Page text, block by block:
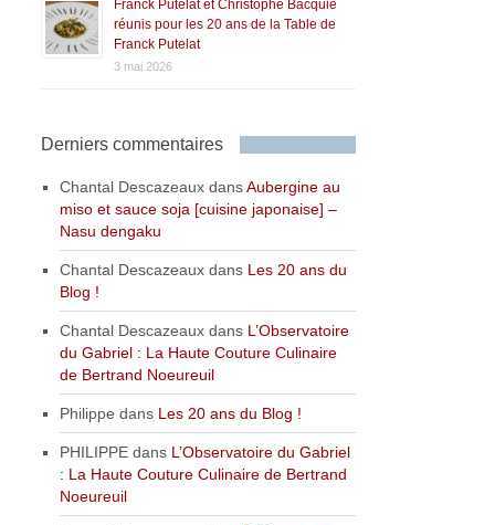
Franck Putelat et Christophe Bacquié
réunis pour les 20 ans de la Table de
Franck Putelat
3 mai 2026
Derniers commentaires
Chantal Descazeaux dansAubergine au
miso et sauce soja [cuisine japonaise] –
Nasu dengaku
Chantal Descazeaux dans Les 20 ans du
Blog !
Chantal Descazeaux dans L’Observatoire
du Gabriel : La Haute Couture Culinaire
de Bertrand Noeureuil
Philippe dans Les 20 ans du Blog !
PHILIPPE dans L’Observatoire du Gabriel
: La Haute Couture Culinaire de Bertrand
Noeureuil